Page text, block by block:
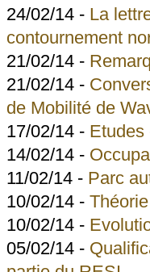
24/02/14 - La
contournement
21/02/14 -
21/02/14 -
de Mobilité de
17/02/14 - Etudes
14/02/14 -
11/02/14 - Parc
10/02/14 -
10/02/14 -
05/02/14 -